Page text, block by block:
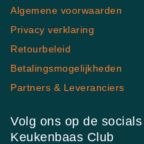
Algemene voorwaarden
Privacy verklaring
Retourbeleid
Betalingsmogelijkheden
Partners & Leveranciers
Volg ons op de
Keukenbaas Club